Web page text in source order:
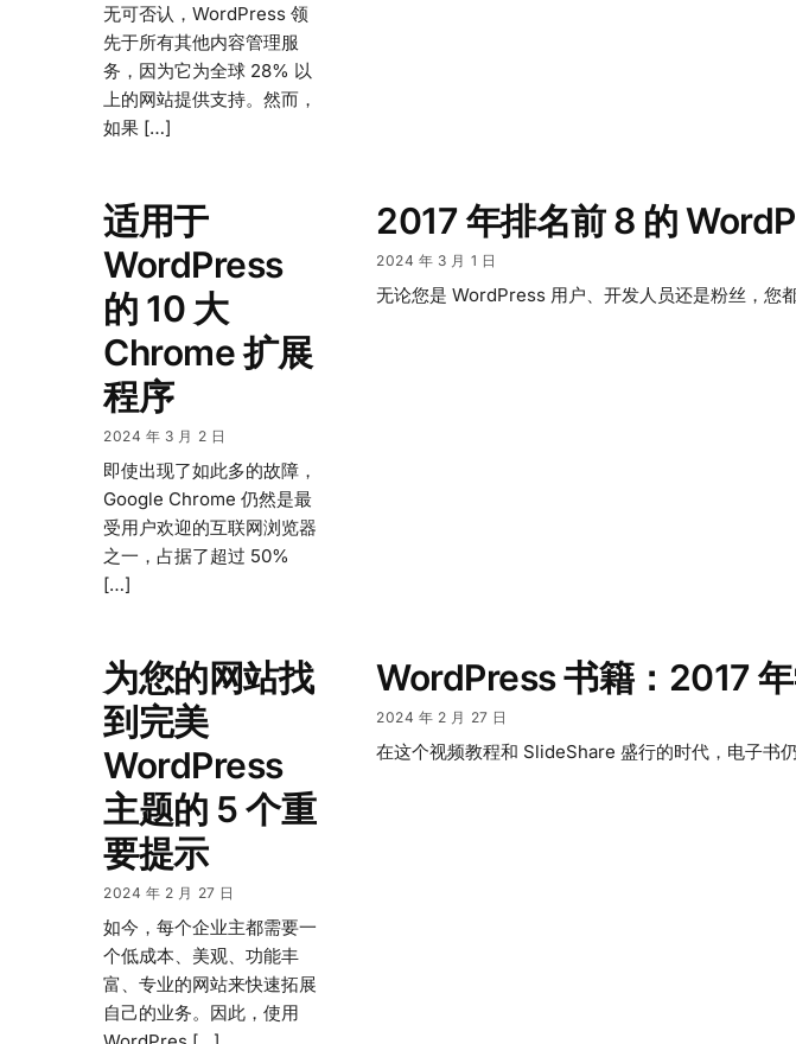
无可否认，WordPress 领
先于所有其他内容管理服
务，因为它为全球 28% 以
上的网站提供支持。然而，
如果 […]
适用于
WordPress
的 10 大
Chrome 扩展
程序
2024 年 3 月 2 日
即使出现了如此多的故障，
Google Chrome 仍然是最
受用户欢迎的互联网浏览器
之一，占据了超过 50%
[…]
2017 年排名前 8 的
2024 年 3 月 1 日
无论您是 WordPress 用户、开发人员还是粉丝，
为您的网站找
到完美
WordPress
主题的 5 个重
要提示
2024 年 2 月 27 日
如今，每个企业主都需要一
个低成本、美观、功能丰
富、专业的网站来快速拓展
自己的业务。因此，使用
WordPress 书籍：2017
2024 年 2 月 27 日
在这个视频教程和 SlideShare 盛行的时代，电子